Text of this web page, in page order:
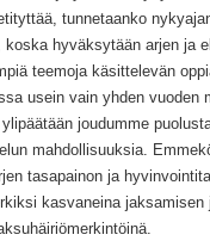
tunnetaanko
koska hyväksytään arjen ja
teemoja käsittelevän
usein vain yhden vuoden
joudumme
mahdollisuuksia.
tasapainon ja
kasvaneina jaksamisen